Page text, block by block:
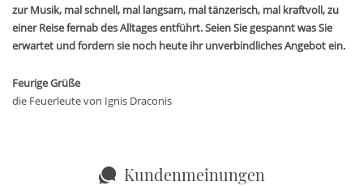
zur Musik, mal schnell, mal langsam, mal tänzerisch, mal kraftvoll, zu
einer Reise fernab des Alltages entführt. Seien Sie gespannt was Sie
erwartet und fordern sie noch heute ihr unverbindliches Angebot ein.
Feurige Grüße
die Feuerleute von Ignis Draconis
Kundenmeinungen